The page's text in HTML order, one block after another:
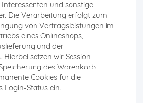
und sonstige
Die Verarbeitung erfolgt zum
von Vertragsleistungen im
eines Onlineshops,
und der
Hierbei setzen wir Session
des Warenkorb-
Cookies für die
Login-Status ein.